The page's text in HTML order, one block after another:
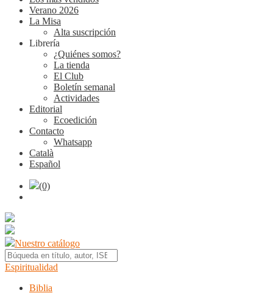
Verano 2026
La Misa
Alta suscripción
Librería
¿Quiénes somos?
La tienda
El Club
Boletín semanal
Actividades
Editorial
Ecoedición
Contacto
Whatsapp
Català
Español
(0)
Nuestro catálogo
Espiritualidad
Biblia